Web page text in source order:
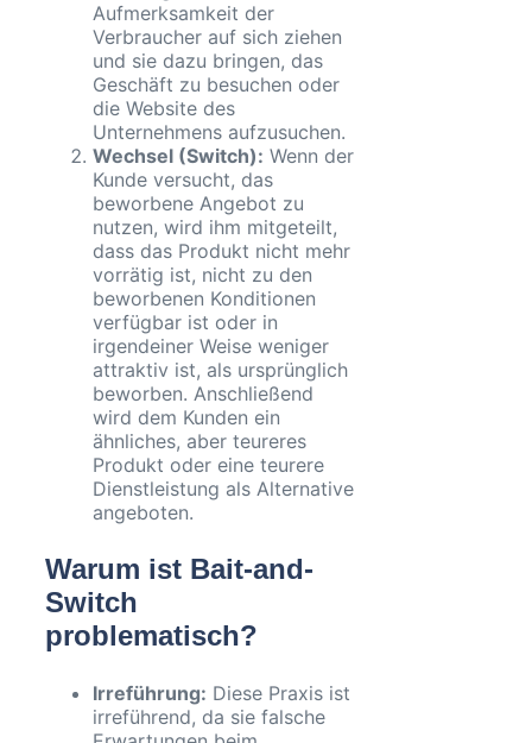
Aufmerksamkeit der
Verbraucher auf sich ziehen
und sie dazu bringen, das
Geschäft zu besuchen oder
die Website des
Unternehmens aufzusuchen.
Wechsel (Switch): Wenn der
Kunde versucht, das
beworbene Angebot zu
nutzen, wird ihm mitgeteilt,
dass das Produkt nicht mehr
vorrätig ist, nicht zu den
beworbenen Konditionen
verfügbar ist oder in
irgendeiner Weise weniger
attraktiv ist, als ursprünglich
beworben. Anschließend
wird dem Kunden ein
ähnliches, aber teureres
Produkt oder eine teurere
Dienstleistung als Alternative
angeboten.
Warum ist Bait-and-
Switch
problematisch?
Irreführung: Diese Praxis ist
irreführend, da sie falsche